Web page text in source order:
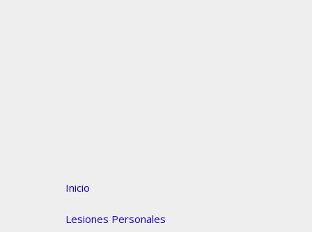
Inicio
Lesiones Personales